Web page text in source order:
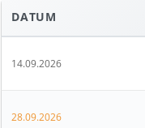
DATUM
14.09.2026
28.09.2026